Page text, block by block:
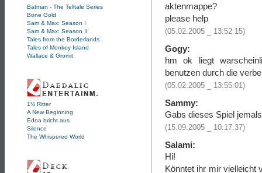
Batman - The Telltale Series
Bone Gold
Sam & Max: Season I
Sam & Max: Season II
Tales from the Borderlands
Tales of Monkey Island
Wallace & Gromit
1½ Ritter
A New Beginning
Edna bricht aus
Silence
The Whispered World
aktenmappe?
please help
(05.02.2005 _ 13:52:15)
Gogy:
hm ok liegt
benutzen durch die
(05.02.2005 _ 13:55:01)
Sammy:
Gabs dieses Spiel
(15.09.2005 _ 10:17:37)
Salami:
Hi!
Könntet ihr mir vielleicht